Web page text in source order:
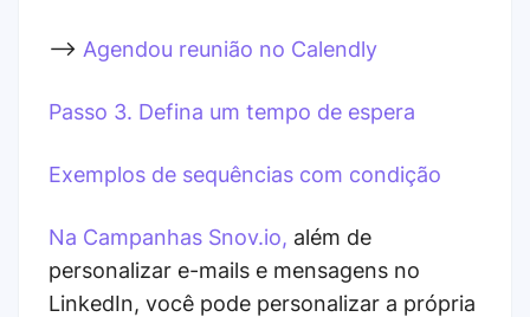
--> Agendou reunião no Calendly
Passo 3. Defina um tempo de espera
Exemplos de sequências com condição
Na Campanhas Snov.io, além de
personalizar e-mails e mensagens no
LinkedIn, você pode personalizar a própria